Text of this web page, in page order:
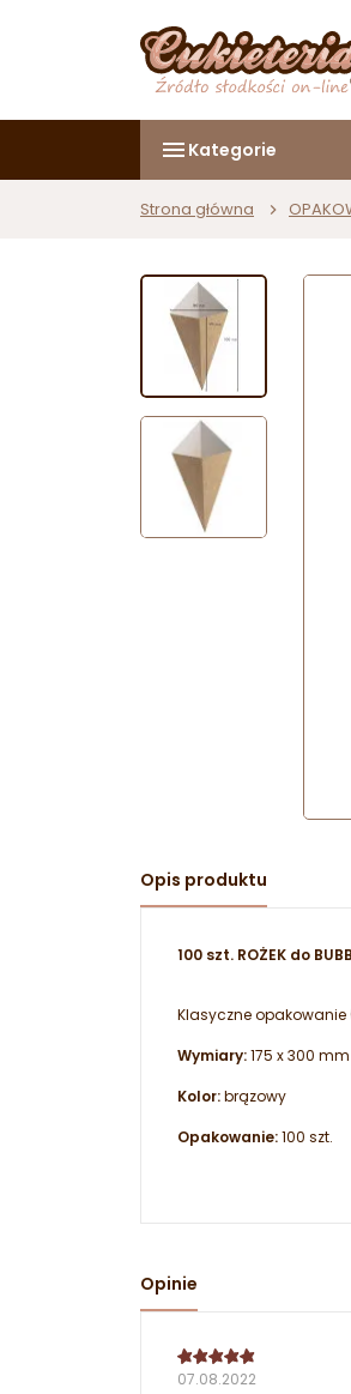
Kategorie
Strona główna
Opis produktu
100 szt. ROŻEK do
Klasyczne opakowanie
Wymiary:175 x 300 mm
Kolor:brązowy
Opakowanie:100 szt.
Opinie
07.08.2022